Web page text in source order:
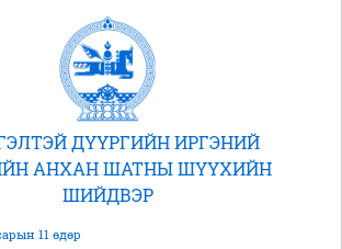
ДҮҮРГИЙН ИРГЭНИЙ
АНХАН ШАТНЫ ШҮҮХИЙН
ШИЙДВЭР
11 өдөр